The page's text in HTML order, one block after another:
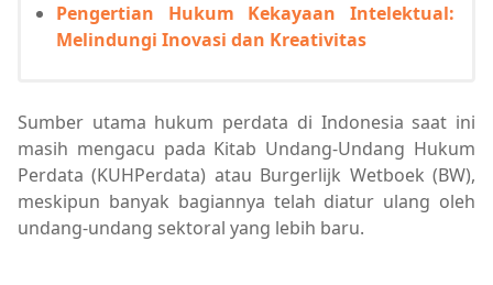
Pengertian Hukum Kekayaan Intelektual:
Melindungi Inovasi dan Kreativitas
Sumber utama hukum perdata di Indonesia saat ini
masih mengacu pada Kitab Undang-Undang Hukum
Perdata (KUHPerdata) atau Burgerlijk Wetboek (BW),
meskipun banyak bagiannya telah diatur ulang oleh
undang-undang sektoral yang lebih baru.